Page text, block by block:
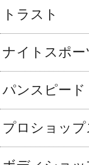
トラスト
ナイトスポー
パンスピード
プロショッ